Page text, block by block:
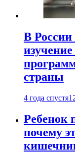
В России
страны
4 года спустя
Ребенок
почему